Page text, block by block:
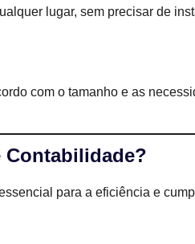
lugar, sem precisar de
com o tamanho e as
Contabilidade?
para a eficiência e